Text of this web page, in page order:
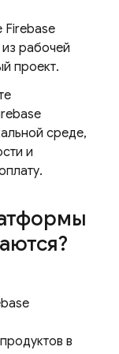
Firebase
рабочей
проект.
среде,
и
в